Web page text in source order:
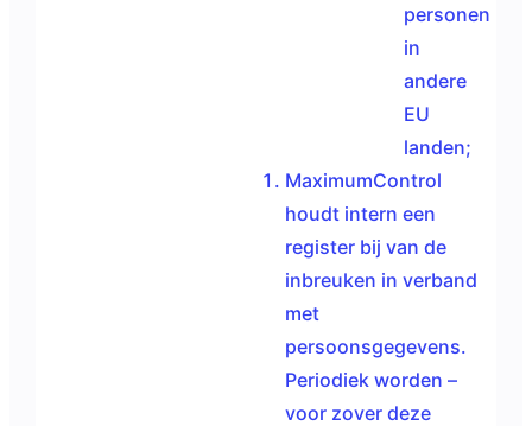
personen
in
andere
EU
landen;
MaximumControl
houdt intern een
register bij van de
inbreuken in verband
met
persoonsgegevens.
Periodiek worden –
voor zover deze